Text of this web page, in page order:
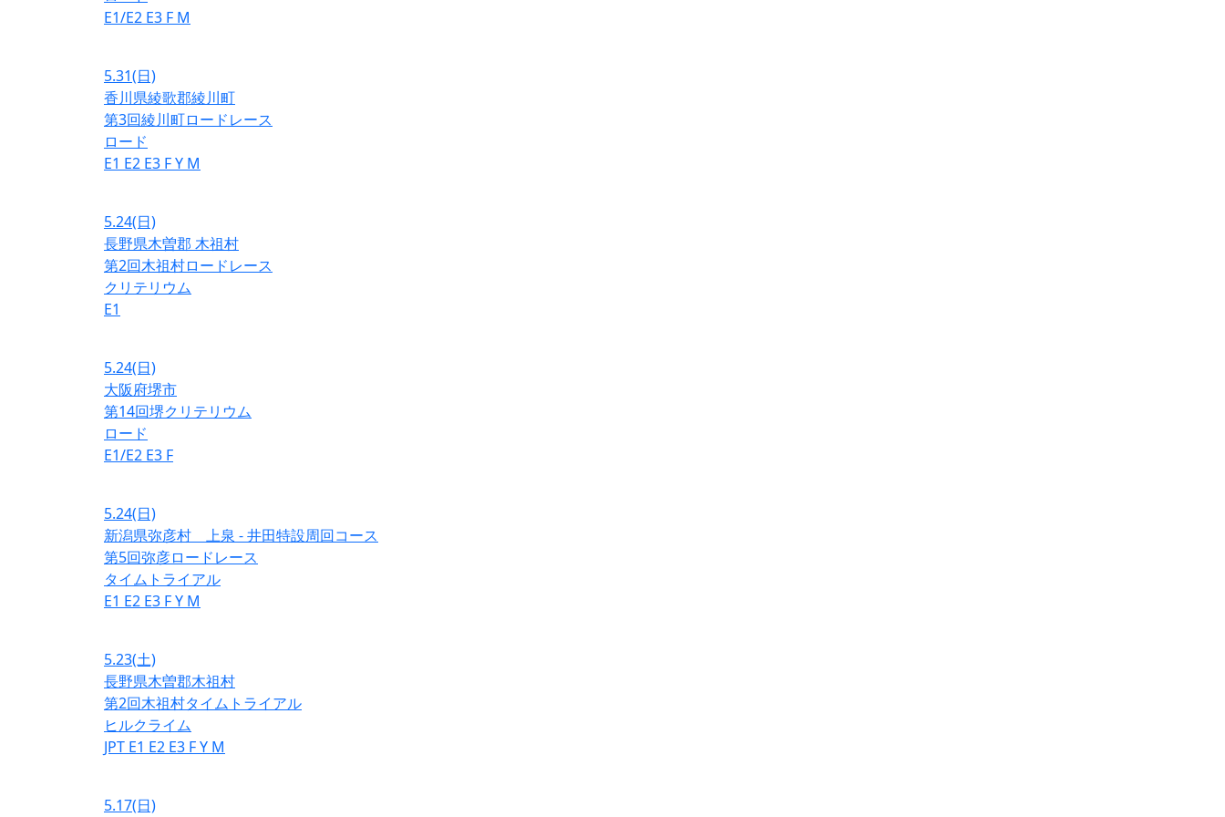
E1/E2 E3 F M
5.31(日)
香川県綾歌郡綾川町
第3回綾川町ロードレース
ロード
E1 E2 E3 FY M
5.24(日)
長野県木曽郡 木祖村
第2回木祖村ロードレース
クリテリウム
E1
5.24(日)
大阪府堺市
第14回堺クリテリウム
ロード
E1/E2 E3 F
5.24(日)
新潟県弥彦村 上泉 - 井田特設周回コース
第5回弥彦ロードレース
タイムトライアル
E1 E2 E3 FY M
5.23(土)
長野県木曽郡木祖村
第2回木祖村タイムトライアル
ヒルクライム
JPT E1 E2 E3 FY M
5.17(日)